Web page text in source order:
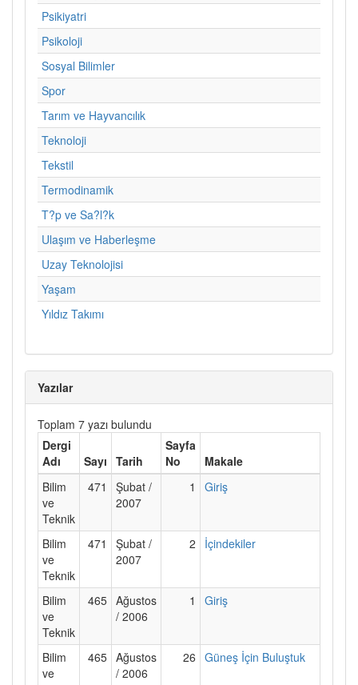
Psikiyatri
Psikoloji
Sosyal Bilimler
Spor
Tarım ve Hayvancılık
Teknoloji
Tekstil
Termodinamik
T?p ve Sa?l?k
Ulaşım ve Haberleşme
Uzay Teknolojisi
Yaşam
Yıldız Takımı
Yazılar
Toplam 7 yazı bulundu
Dergi
Adı
Sayı Tarih
Sayfa
No
Makale
Bilim
ve
Teknik
471
Şubat /
2007
1 Giriş
Bilim
ve
Teknik
471
Şubat /
2007
2 İçindekiler
Bilim
ve
Teknik
465 Ağustos
/ 2006
1 Giriş
Bilim
ve
465 Ağustos
/ 2006
26 Güneş İçin Buluştuk